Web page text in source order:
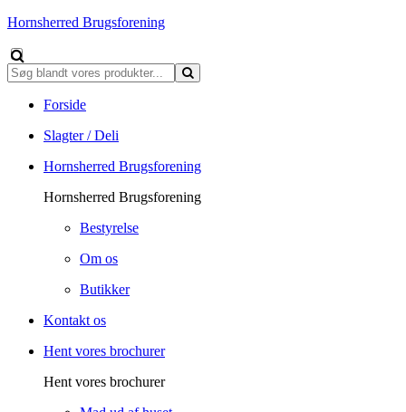
Hornsherred Brugsforening
Forside
Slagter / Deli
Hornsherred Brugsforening
Hornsherred Brugsforening
Bestyrelse
Om os
Butikker
Kontakt os
Hent vores brochurer
Hent vores brochurer